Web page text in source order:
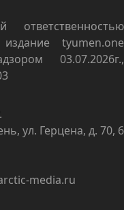
tyumen.one
03.07.2026г.,
ул. Герцена, д. 70, 6
media.ru